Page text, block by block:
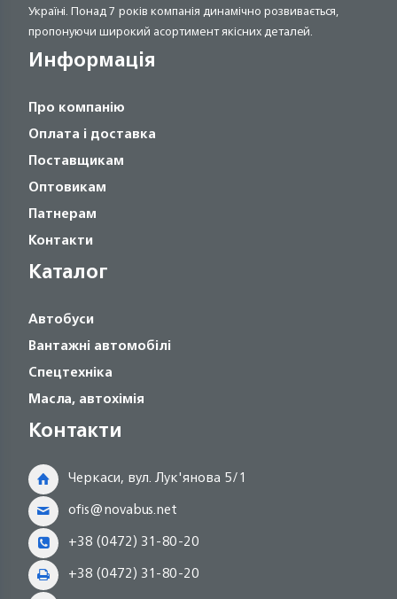
Україні. Понад 7 років компанія динамічно розвивається,
пропонуючи широкий асортимент якісних деталей.
Информація
Про компанію
Оплата і доставка
Поставщикам
Оптовикам
Патнерам
Контакти
Каталог
Автобуси
Вантажні автомобілі
Спецтехніка
Масла, автохімія
Контакти
Черкаси, вул. Лук'янова 5/1
ofis@novabus.net
+38 (0472) 31-80-20
+38 (0472) 31-80-20